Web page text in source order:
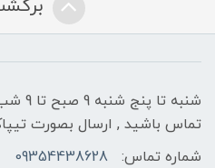
شنبه
تماس باشید , ارسال بصورت
شماره تماس:
09354438628